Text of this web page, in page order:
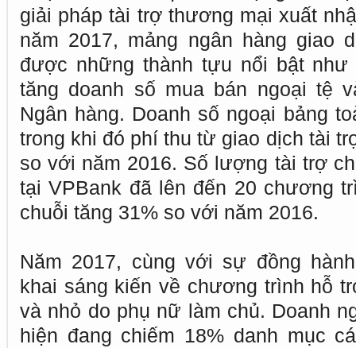
giải pháp tài trợ thương mại xuất
năm 2017, mảng ngân hàng giao
được những thành tựu nổi bật
tăng doanh số mua bán ngoại tệ
Ngân hàng. Doanh số ngoại bảng
trong khi đó phí thu từ giao dịch tài
so với năm 2016. Số lượng tài trợ
tại VPBank đã lên đến 20 chương
chuỗi tăng 31% so với năm 2016.
Năm 2017, cùng với sự đồng
khai sáng kiến về chương trình hỗ
và nhỏ do phụ nữ làm chủ. Doanh
hiện đang chiếm 18% danh mục